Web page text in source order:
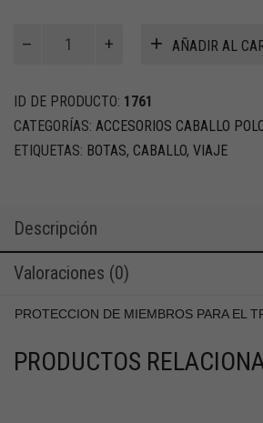
para
el
transporte
cantidad
AÑADIR AL
ID DE PRODUCTO: 1761
CATEGORÍAS: ACCESORIOS CABALLO
ETIQUETAS: BOTAS, CABALLO, VIAJE
Descripción
Valoraciones (0)
PROTECCION DE MIEMBROS PARA EL
PRODUCTOS